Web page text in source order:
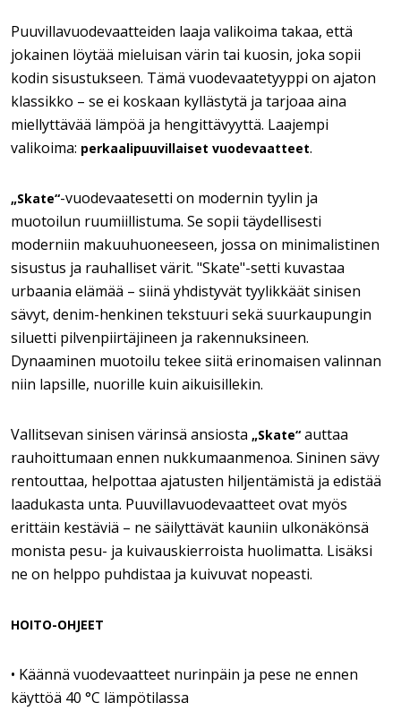
Puuvillavuodevaatteiden laaja valikoima takaa, että
jokainen löytää mieluisan värin tai kuosin, joka sopii
kodin sisustukseen. Tämä vuodevaatetyyppi on ajaton
klassikko – se ei koskaan kyllästytä ja tarjoaa aina
miellyttävää lämpöä ja hengittävyyttä. Laajempi
valikoima: perkaalipuuvillaiset vuodevaatteet.
„Skate“-vuodevaatesetti on modernin tyylin ja
muotoilun ruumiillistuma. Se sopii täydellisesti
moderniin makuuhuoneeseen, jossa on minimalistinen
sisustus ja rauhalliset värit. "Skate"-setti kuvastaa
urbaania elämää – siinä yhdistyvät tyylikkäät sinisen
sävyt, denim-henkinen tekstuuri sekä suurkaupungin
siluetti pilvenpiirtäjineen ja rakennuksineen.
Dynaaminen muotoilu tekee siitä erinomaisen valinnan
niin lapsille, nuorille kuin aikuisillekin.
Vallitsevan sinisen värinsä ansiosta „Skate“ auttaa
rauhoittumaan ennen nukkumaanmenoa. Sininen sävy
rentouttaa, helpottaa ajatusten hiljentämistä ja edistää
laadukasta unta. Puuvillavuodevaatteet ovat myös
erittäin kestäviä – ne säilyttävät kauniin ulkonäkönsä
monista pesu- ja kuivauskierroista huolimatta. Lisäksi
ne on helppo puhdistaa ja kuivuvat nopeasti.
HOITO-OHJEET
• Käännä vuodevaatteet nurinpäin ja pese ne ennen
käyttöä 40 °C lämpötilassa